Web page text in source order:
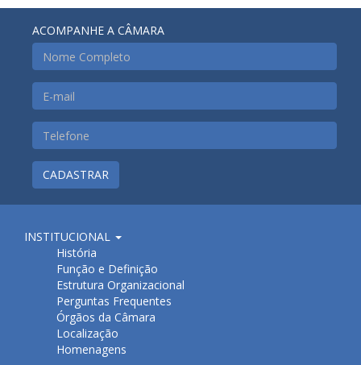
ACOMPANHE A CÂMARA
CADASTRAR
INSTITUCIONAL
História
Função e Definição
Estrutura Organizacional
Perguntas Frequentes
Órgãos da Câmara
Localização
Homenagens